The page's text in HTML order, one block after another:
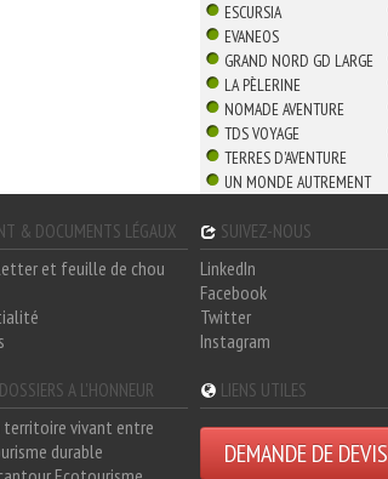
ESCURSIA
EVANEOS
GRAND NORD GD LARGE
LA PÈLERINE
NOMADE AVENTURE
TDS VOYAGE
TERRES D'AVENTURE
UN MONDE AUTREMENT
& DOCUMENTS LÉGAUX
et feuille de chou
SUIVEZ-NOUS
LinkedIn
Facebook
Twitter
Instagram
A L'HONNEUR
territoire vivant entre
durable
LIENS UTILES
DEMANDE DE DEVIS